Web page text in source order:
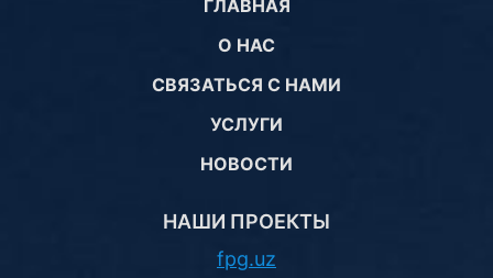
ГЛАВНАЯ
О НАС
СВЯЗАТЬСЯ С НАМИ
УСЛУГИ
НОВОСТИ
НАШИ ПРОЕКТЫ
fpg.uz